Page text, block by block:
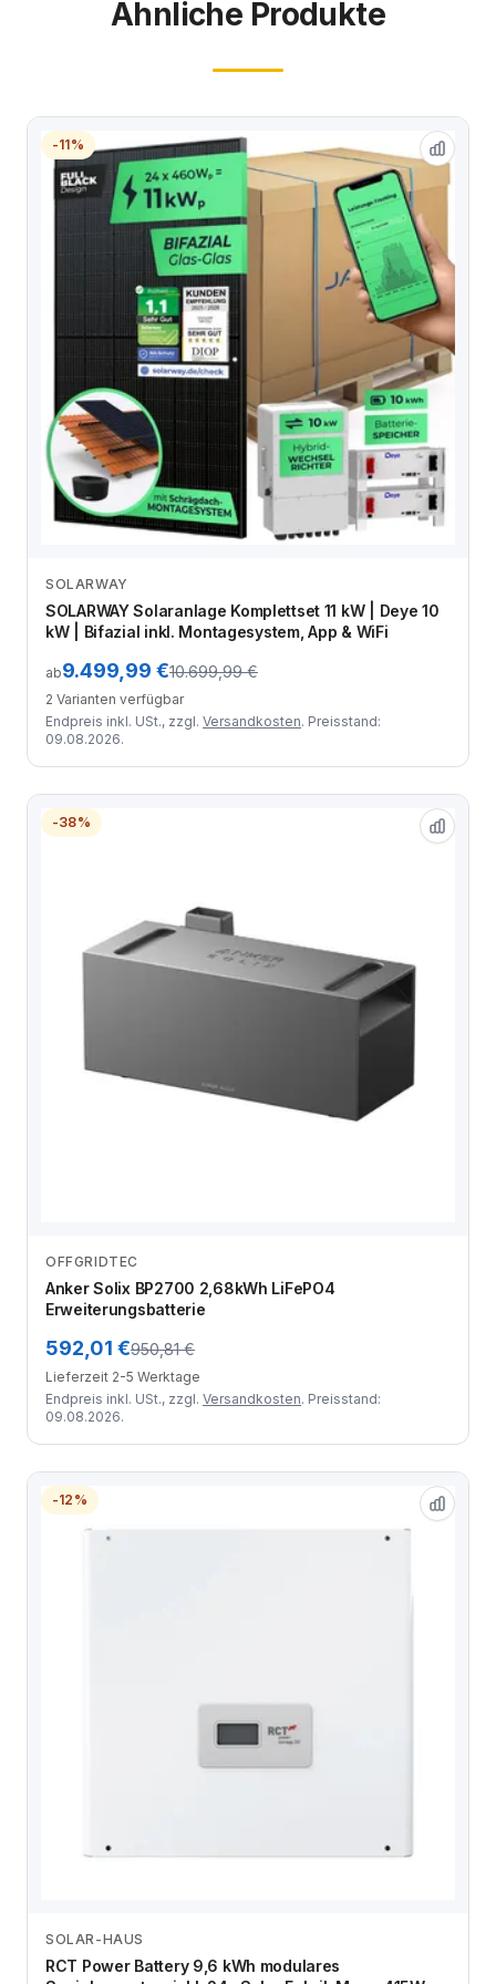
Ähnliche Produkte
-11%
SOLARWAY
SOLARWAY Solaranlage Komplettset 11 kW | Deye 10
kW | Bifazial inkl. Montagesystem, App & WiFi
ab9.499,99 €10.699,99 €
2 Varianten verfügbar
Endpreis inkl. USt., zzgl. Versandkosten. Preisstand:
09.08.2026.
-38%
OFFGRIDTEC
Anker Solix BP2700 2,68kWh LiFePO4
Erweiterungsbatterie
592,01 €950,81 €
Lieferzeit 2-5 Werktage
Endpreis inkl. USt., zzgl. Versandkosten. Preisstand:
09.08.2026.
-12%
SOLAR-HAUS
RCT Power Battery 9,6 kWh modulares